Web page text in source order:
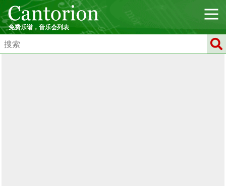
免费乐谱，音乐会列表